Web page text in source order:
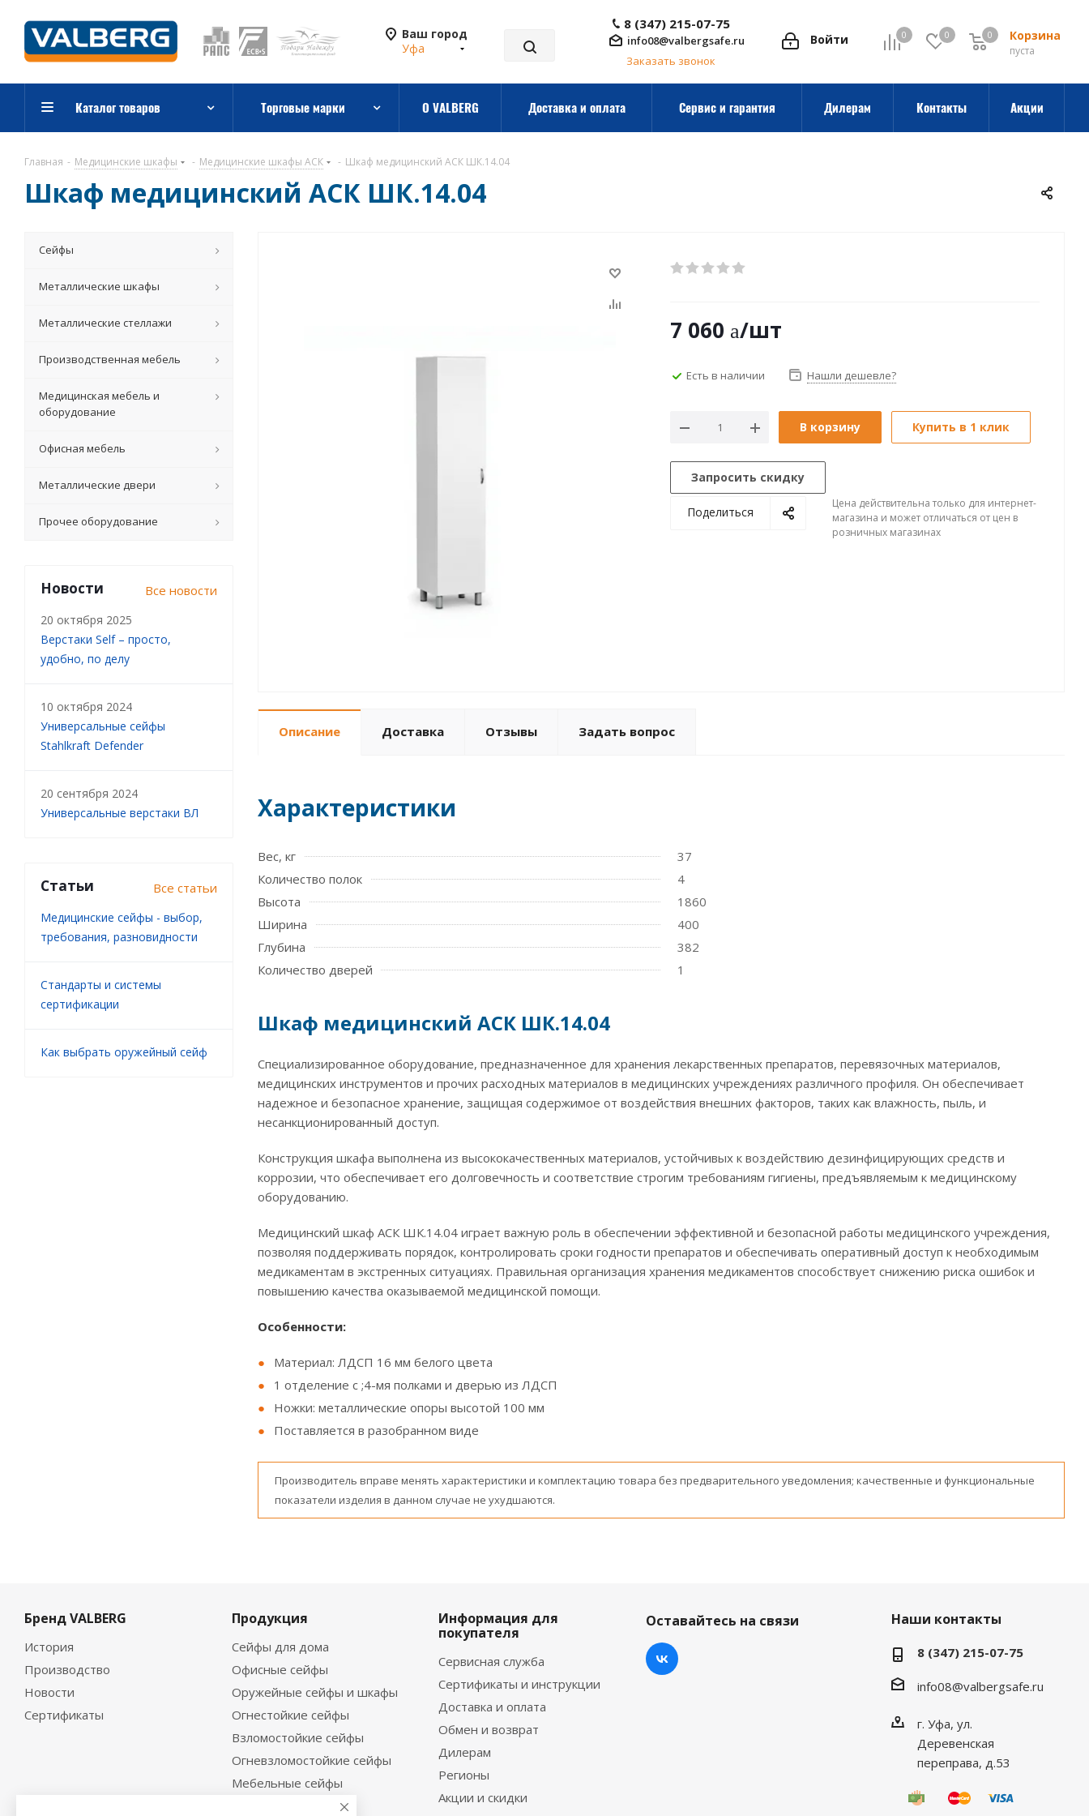
Ваш город
Уфа
0 0 Корзина
0
пуста
0
Войти
8 (347) 215-07-75
info08@valbergsafe.ru
Заказать звонок
Каталог товаров Торговые марки О VALBERG Доставка и оплата Сервис и гарантия Дилерам Контакты Акции
Главная - Медицинские шкафы - Медицинские шкафы АСК - Шкаф медицинский АСК ШК.14.04
Шкаф медицинский АСК ШК.14.04
7 060 /шт
Есть в наличии Нашли дешевле?
В корзину Купить в 1 клик
Запросить скидку
Поделиться
Цена действительна только для интернет-
магазина и может отличаться от цен в
розничных магазинах
Описание Доставка Отзывы Задать вопрос
Характеристики
Вес, кг
37
Количество полок
4
Высота
1860
Ширина
400
Глубина
382
Количество дверей
1
Шкаф медицинский АСК ШК.14.04
Специализированное оборудование, предназначенное для хранения лекарственных препаратов, перевязочных материалов,
медицинских инструментов и прочих расходных материалов в медицинских учреждениях различного профиля. Он обеспечивает
надежное и безопасное хранение, защищая содержимое от воздействия внешних факторов, таких как влажность, пыль, и
несанкционированный доступ.
Конструкция шкафа выполнена из высококачественных материалов, устойчивых к воздействию дезинфицирующих средств и
коррозии, что обеспечивает его долговечность и соответствие строгим требованиям гигиены, предъявляемым к медицинскому
оборудованию.
Медицинский шкаф АСК ШК.14.04 играет важную роль в обеспечении эффективной и безопасной работы медицинского учреждения,
позволяя поддерживать порядок, контролировать сроки годности препаратов и обеспечивать оперативный доступ к необходимым
медикаментам в экстренных ситуациях. Правильная организация хранения медикаментов способствует снижению риска ошибок и
повышению качества оказываемой медицинской помощи.
Особенности:
Материал: ЛДСП 16 мм белого цвета
1 отделение с ;4-мя полками и дверью из ЛДСП
Ножки: металлические опоры высотой 100 мм
Поставляется в разобранном виде
Производитель вправе менять характеристики и комплектацию товара без предварительного уведомления; качественные и функциональные
показатели изделия в данном случае не ухудшаются.
Сейфы
Металлические шкафы
Металлические стеллажи
Производственная мебель
Медицинская мебель и
оборудование
Офисная мебель
Металлические двери
Прочее оборудование
Новости Все новости
20 октября 2025
Верстаки Self – просто,
удобно, по делу
10 октября 2024
Универсальные сейфы
Stahlkraft Defender
20 сентября 2024
Универсальные верстаки ВЛ
Статьи Все статьи
Медицинские сейфы - выбор,
требования, разновидности
Стандарты и системы
сертификации
Как выбрать оружейный сейф
Бренд VALBERG
История
Производство
Новости
Сертификаты
Продукция
Сейфы для дома
Офисные сейфы
Оружейные сейфы и шкафы
Огнестойкие сейфы
Взломостойкие сейфы
Огневзломостойкие сейфы
Мебельные сейфы
Депозитные сейфы
Информация для
покупателя
Сервисная служба
Сертификаты и инструкции
Доставка и оплата
Обмен и возврат
Дилерам
Регионы
Акции и скидки
Оставайтесь на связи Наши контакты
8 (347) 215-07-75
info08@valbergsafe.ru
г. Уфа, ул.
Деревенская
переправа, д.53